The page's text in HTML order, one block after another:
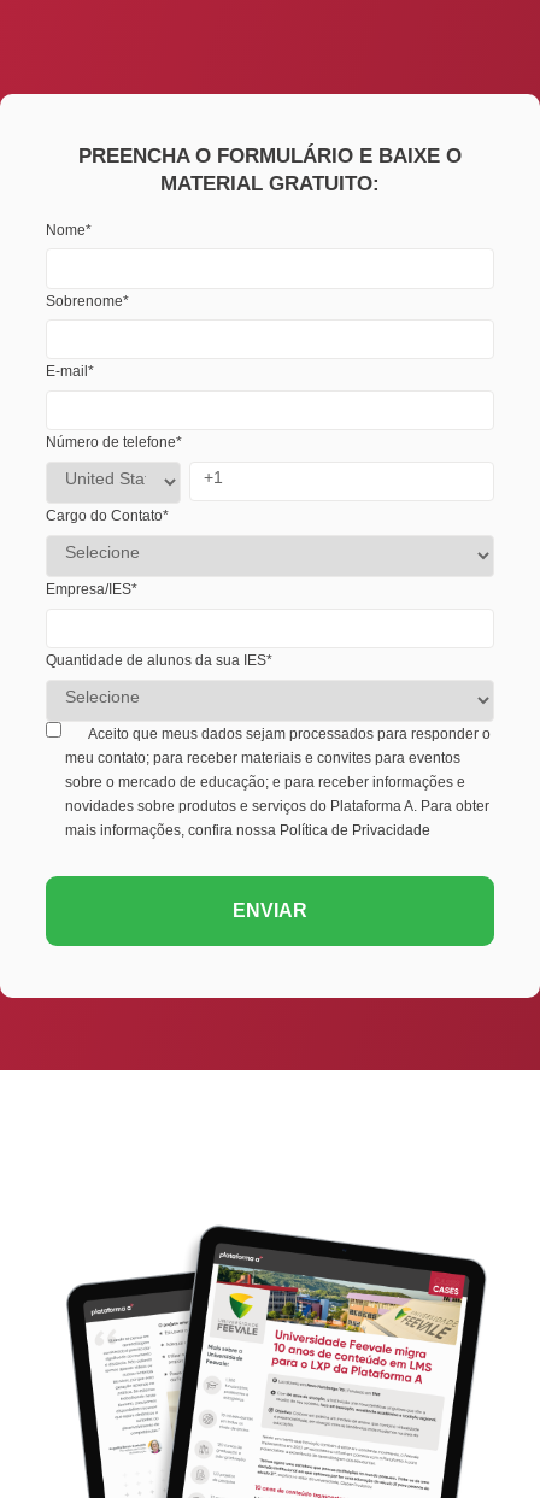
PREENCHA O FORMULÁRIO E BAIXE O
MATERIAL GRATUITO:
Nome*
Sobrenome*
E-mail *
Número de telefone*
Cargo do Contato*
Empresa/IES*
Quantidade de alunos da sua IES*
Aceito que meus dados sejam processados para responder o
meu contato; para receber materiais e convites para eventos
sobre o mercado de educação; e para receber informações e
novidades sobre produtos e serviços do Plataforma A. Para obter
mais informações, confira nossa Política de Privacidade